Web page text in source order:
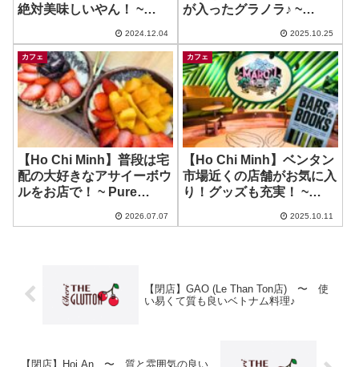
絶対美味しいやん！ ~
Tubes
2024.12.04
が入ったグラノラ♪ ~
2025.10.25
カフェ
【Ho Chi Minh】普段は宅
配の大好きなアサイーボウ
ルをお店で！ ~ Pure
2026.07.07
カフェ
【Ho Chi Minh】ベンタン
市場近くの店舗がお気に入
り！グッズも充実！ ~
Ben Thanh
2025.10.11
【閉店】GAO (Le Than Ton店) 〜 使
い易くて質も良いベトナム料理♪
【閉店】Hoi An 〜 質と雰囲気の良い